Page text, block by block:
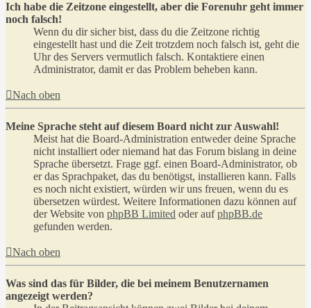
Ich habe die Zeitzone eingestellt, aber die Forenuhr geht immer
noch falsch!
Wenn du dir sicher bist, dass du die Zeitzone richtig
eingestellt hast und die Zeit trotzdem noch falsch ist, geht die
Uhr des Servers vermutlich falsch. Kontaktiere einen
Administrator, damit er das Problem beheben kann.
Nach oben
Meine Sprache steht auf diesem Board nicht zur Auswahl!
Meist hat die Board-Administration entweder deine Sprache
nicht installiert oder niemand hat das Forum bislang in deine
Sprache übersetzt. Frage ggf. einen Board-Administrator, ob
er das Sprachpaket, das du benötigst, installieren kann. Falls
es noch nicht existiert, würden wir uns freuen, wenn du es
übersetzen würdest. Weitere Informationen dazu können auf
der Website von phpBB Limited oder aufphpBB.de
gefunden werden.
Nach oben
Was sind das für Bilder, die bei meinem Benutzernamen
angezeigt werden?